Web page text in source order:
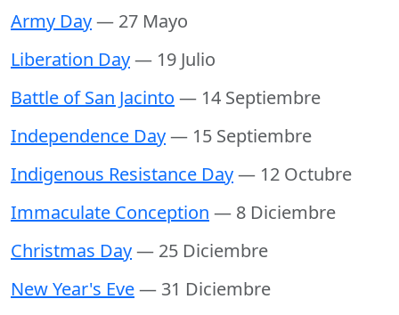
Army Day— 27 Mayo
Liberation Day— 19 Julio
Battle of San Jacinto — 14 Septiembre
Independence Day— 15 Septiembre
Indigenous Resistance Day— 12 Octubre
Immaculate Conception — 8 Diciembre
Christmas Day— 25 Diciembre
New Year's Eve— 31 Diciembre